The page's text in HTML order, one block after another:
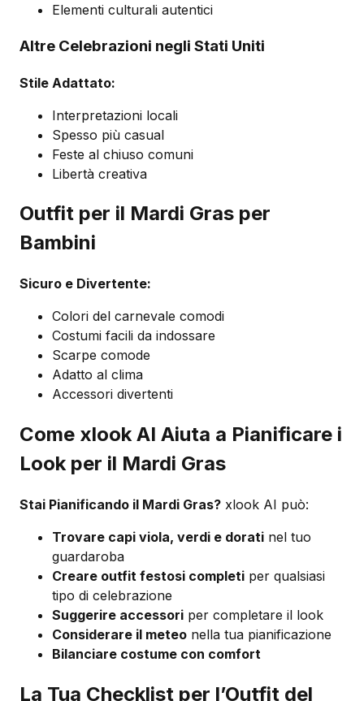
Elementi culturali autentici
Altre Celebrazioni negli Stati Uniti
Stile Adattato:
Interpretazioni locali
Spesso più casual
Feste al chiuso comuni
Libertà creativa
Outfit per il Mardi Gras per
Bambini
Sicuro e Divertente:
Colori del carnevale comodi
Costumi facili da indossare
Scarpe comode
Adatto al clima
Accessori divertenti
Come xlook AI Aiuta a Pianificare i
Look per il Mardi Gras
Stai Pianificando il Mardi Gras? xlook AI può:
Trovare capi viola, verdi e dorati nel tuo
guardaroba
Creare outfit festosi completi per qualsiasi
tipo di celebrazione
Suggerire accessori per completare il look
Considerare il meteo nella tua pianificazione
Bilanciare costume con comfort
La Tua Checklist per l’Outfit del